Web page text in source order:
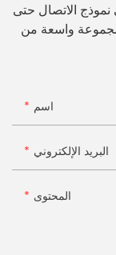
الاتصال حتى
واسعة من
اسم
البريد الإلكتروني
المحتوى